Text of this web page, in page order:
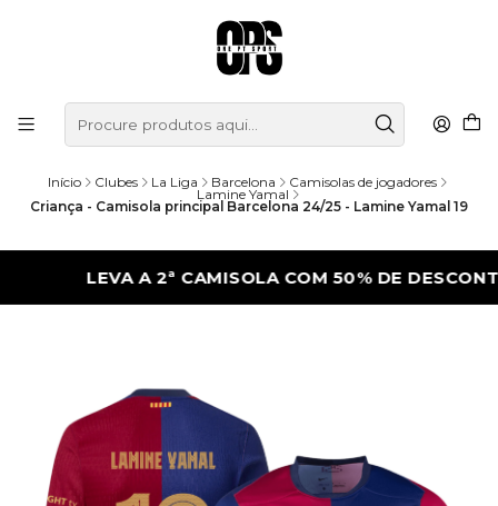
Início Clubes La Liga Barcelona Camisolas de jogadores
Lamine Yamal
Criança - Camisola principal Barcelona 24/25 - Lamine Yamal 19
LEVA A 2ª CAMISOLA COM 50% DE DESCONTO